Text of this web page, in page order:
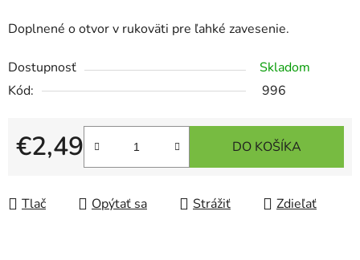
Doplnené o otvor v rukoväti pre ľahké zavesenie.
Dostupnosť
Skladom
Kód:
996
€2,49
Jednotková cena:
DO KOŠÍKA
Tlač Opýtať sa Strážiť Zdieľať